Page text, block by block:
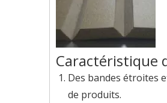
Caractéristique
Des bandes étroites
de produits.